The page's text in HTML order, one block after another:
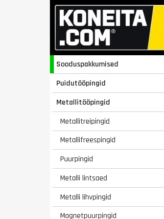
Sooduspakkumised
Puidutööpingid
Metallitööpingid
Metallitreipingid
Metallifreespingid
Puurpingid
Metalli lintsaed
Metalli lihvpingid
Magnetpuurpingid